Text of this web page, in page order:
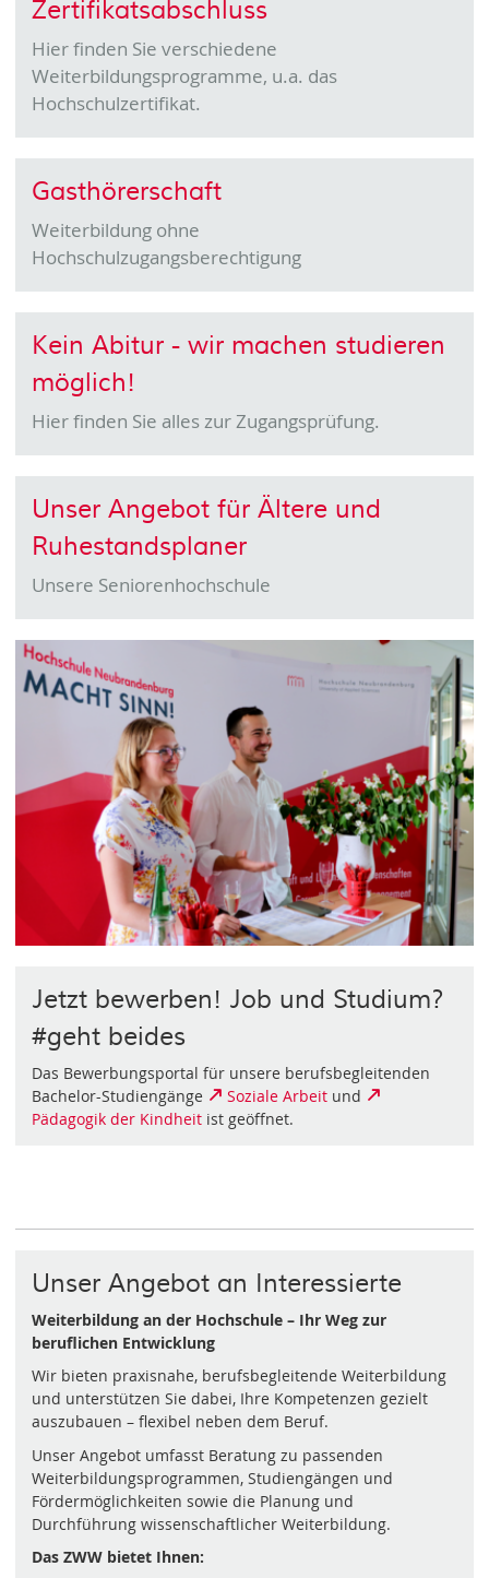
Zertifikatsabschluss
Hier finden Sie verschiedene
Weiterbildungsprogramme, u.a. das
Hochschulzertifikat.
Gasthörerschaft
Weiterbildung ohne
Hochschulzugangsberechtigung
Kein Abitur - wir machen studieren
möglich!
Hier finden Sie alles zur Zugangsprüfung.
Unser Angebot für Ältere und
Ruhestandsplaner
Unsere Seniorenhochschule
Jetzt bewerben! Job und Studium?
#geht beides
Das Bewerbungsportal für unsere berufsbegleitenden
Bachelor-Studiengänge
Soziale Arbeit und
Pädagogik der Kindheitist geöffnet.
Unser Angebot an Interessierte
Weiterbildung an der Hochschule – Ihr Weg zur
beruflichen Entwicklung
Wir bieten praxisnahe, berufsbegleitende Weiterbildung
und unterstützen Sie dabei, Ihre Kompetenzen gezielt
auszubauen – flexibel neben dem Beruf.
Unser Angebot umfasst Beratung zu passenden
Weiterbildungsprogrammen, Studiengängen und
Fördermöglichkeiten sowie die Planung und
Durchführung wissenschaftlicher Weiterbildung.
Das ZWW bietet Ihnen: